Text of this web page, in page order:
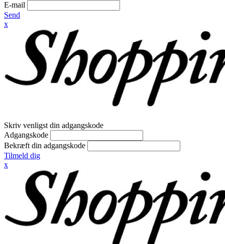
E-mail
Send
x
Skriv venligst din adgangskode
Adgangskode
Bekræft din adgangskode
Tilmeld dig
x